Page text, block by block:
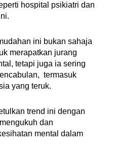
hospital psikiatri dan
ini bukan sahaja
merapatkan jurang
tetapi juga ia sering
termasuk
yang teruk.
trend ini dengan
dan
mental dalam